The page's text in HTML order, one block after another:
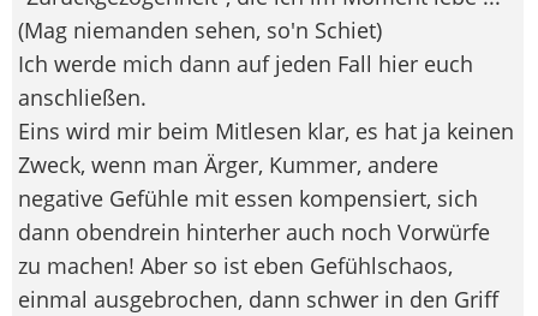
(Mag niemanden sehen, so'n Schiet)
Ich werde mich dann auf jeden Fall hier euch
anschließen.
Eins wird mir beim Mitlesen klar, es hat ja keinen
Zweck, wenn man Ärger, Kummer, andere
negative Gefühle mit essen kompensiert, sich
dann obendrein hinterher auch noch Vorwürfe
zu machen! Aber so ist eben Gefühlschaos,
einmal ausgebrochen, dann schwer in den Griff